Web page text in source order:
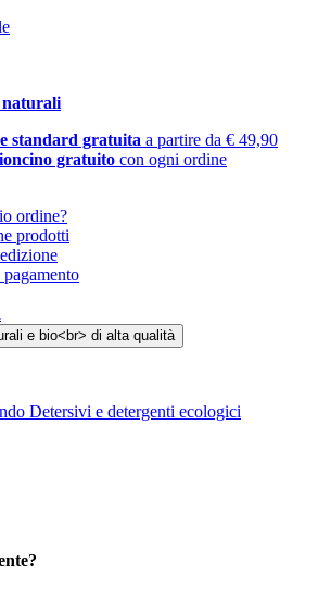
naturali
standard gratuita a partire da € 49,90
gratuito con ogni ordine
ordine?
prodotti
Detersivi e detergenti ecologici